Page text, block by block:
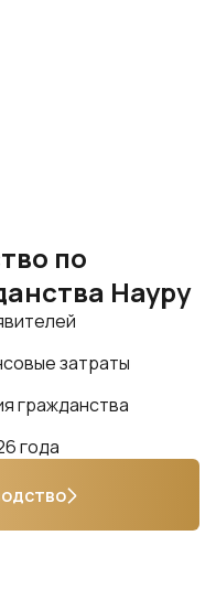
затраты
гражданства
года
паспорт